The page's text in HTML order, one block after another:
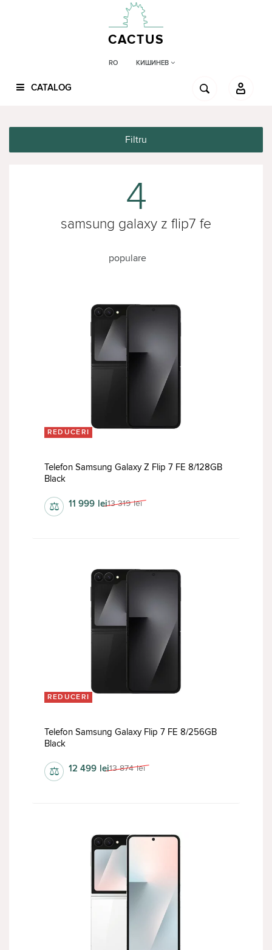
CACTUS
RO КИШИНЕВ
CATALOG
4
samsung galaxy z flip7 fe
REDUCERI
Telefon Samsung Galaxy Z Flip 7 FE 8/128GB
Black
13 319 lei
11 999 lei
⚖
REDUCERI
Telefon Samsung Galaxy Flip 7 FE 8/256GB
Black
13 874 lei
12 499 lei
⚖
Filtru